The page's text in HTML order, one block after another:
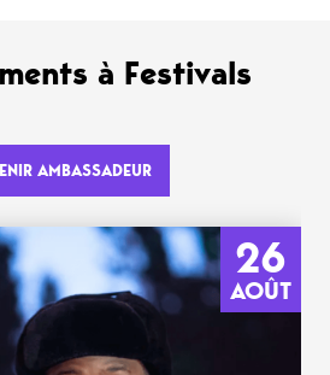
à Festivals
AMBASSADEUR
26
AOÛT